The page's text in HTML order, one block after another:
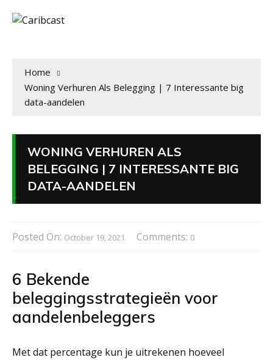
Home
Woning Verhuren Als Belegging | 7 Interessante big
data-aandelen
WONING VERHUREN ALS
BELEGGING | 7 INTERESSANTE BIG
DATA-AANDELEN
Posted On: October 19, 2021 Comments: 0
6 Bekende
beleggingsstrategieën voor
aandelenbeleggers
Met dat percentage kun je uitrekenen hoeveel